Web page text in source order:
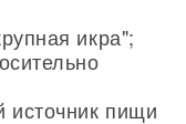
икра";
источник пищи